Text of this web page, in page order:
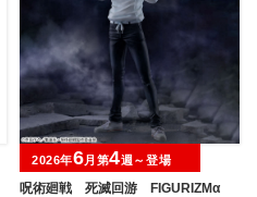
呪術廻戦 死滅回游 FIGURIZMα
2026年6月第4週～登場